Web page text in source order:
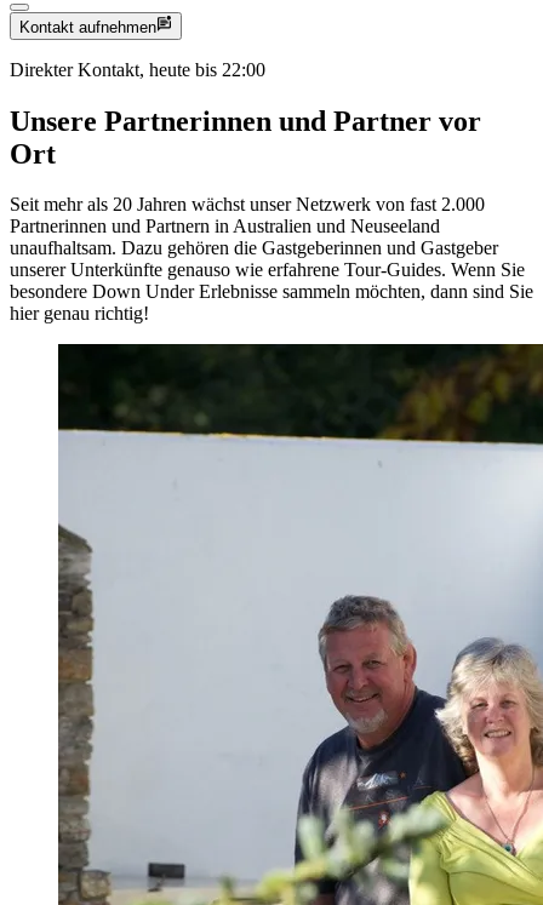
Kontakt aufnehmen
Direkter Kontakt, heute bis 22:00
Unsere Partnerinnen und Partner vor
Ort
Seit mehr als 20 Jahren wächst unser Netzwerk von fast 2.000
Partnerinnen und Partnern in Australien und Neuseeland
unaufhaltsam. Dazu gehören die Gastgeberinnen und Gastgeber
unserer Unterkünfte genauso wie erfahrene Tour-Guides. Wenn Sie
besondere Down Under Erlebnisse sammeln möchten, dann sind Sie
hier genau richtig!